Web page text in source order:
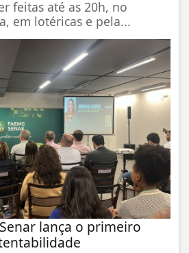
feitas até as 20h, no
em lotéricas e pela...
lança o primeiro